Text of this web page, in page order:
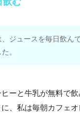
、ジュースを毎日飲ん
。
ーと牛乳が無料で飲
、私は毎朝カフェ